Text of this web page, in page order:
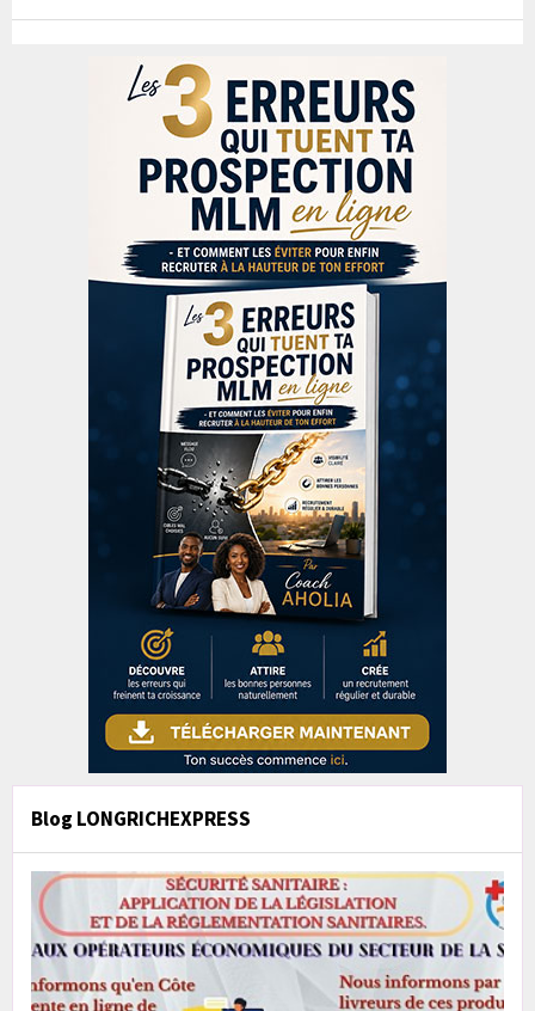
Blog LONGRICHEXPRESS